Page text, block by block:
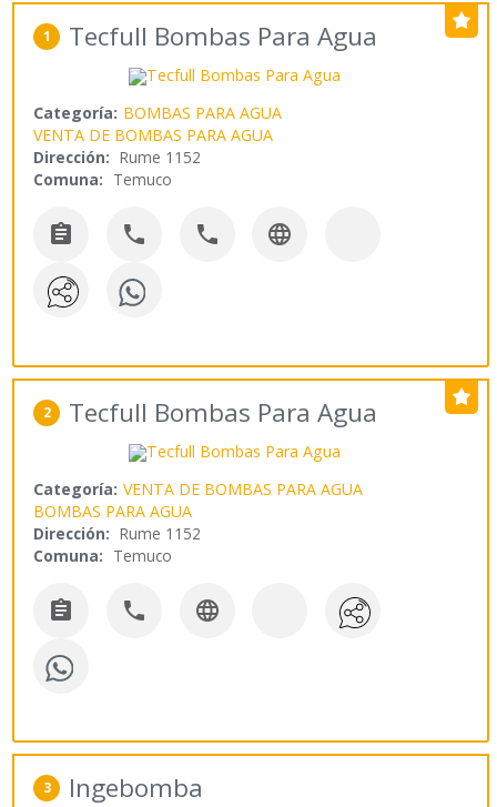
1 Tecfull Bombas Para Agua
Categoría: BOMBAS PARA AGUA
VENTA DE BOMBAS PARA AGUA
Dirección: Rume 1152
Comuna: Temuco
   
2 Tecfull Bombas Para Agua
Categoría: VENTA DE BOMBAS PARA AGUA
BOMBAS PARA AGUA
Dirección: Rume 1152
Comuna: Temuco
  
3 Ingebomba